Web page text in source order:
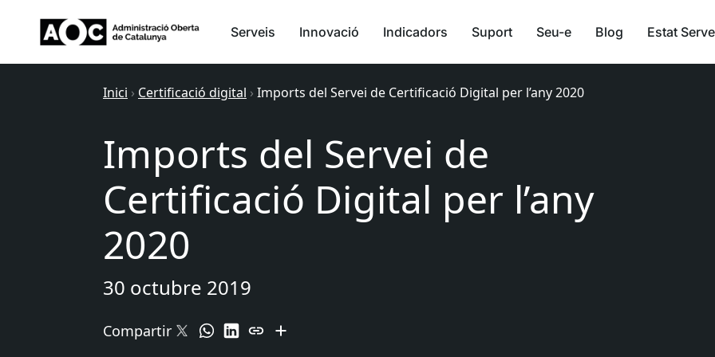
Serveis Innovació Indicadors Suport Seu-e Blog Estat
Inici › Certificació digital › Imports del Servei de Certificació Digital per l’any 2020
Imports del Servei de
Certificació Digital per l’any
2020
30 octubre 2019
Compartir